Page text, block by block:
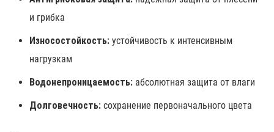
и грибка
Износостойкость: устойчивость к интенсивным
нагрузкам
Водонепроницаемость: абсолютная защита от влаги
Долговечность: сохранение первоначального цвета